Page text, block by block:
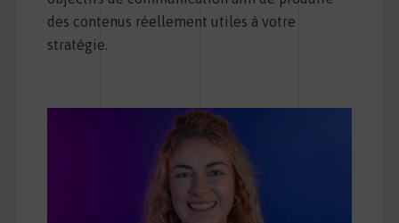
des contenus réellement utiles à votre
stratégie.